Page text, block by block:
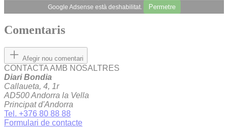
Google Adsense està deshabilitat. Permetre
Comentaris
Afegir nou comentari
CONTACTA AMB NOSALTRES
Diari Bondia
Callaueta, 4, 1r
AD500 Andorra la Vella
Principat d'Andorra
Tel. +376 80 88 88
Formulari de contacte